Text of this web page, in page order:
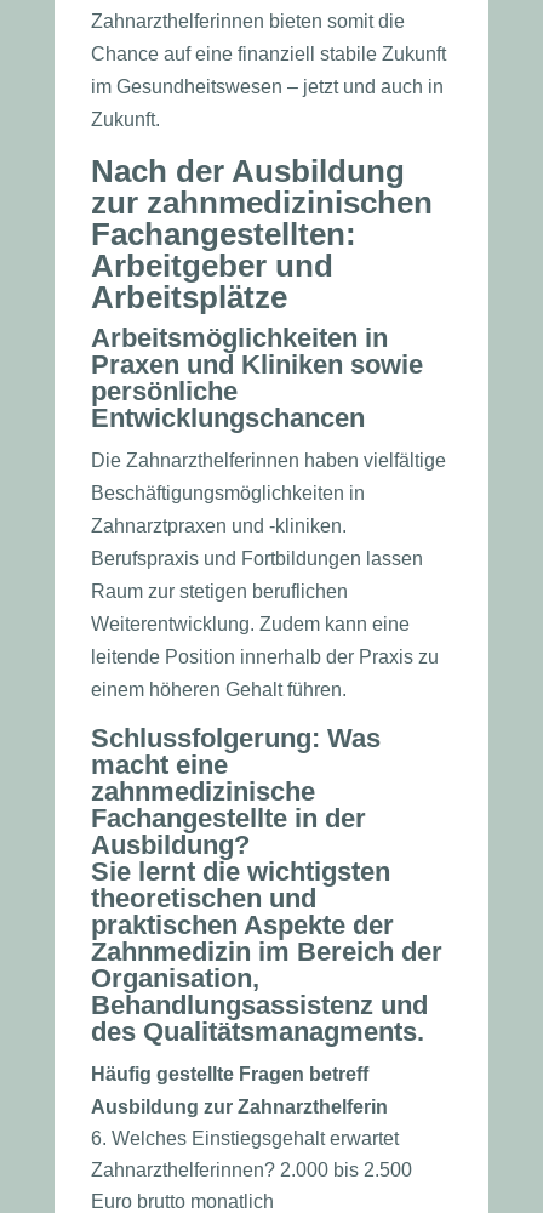
Zahnarzthelferinnen bieten somit die
Chance auf eine finanziell stabile Zukunft
im Gesundheitswesen – jetzt und auch in
Zukunft.
Nach der Ausbildung
zur zahnmedizinischen
Fachangestellten:
Arbeitgeber und
Arbeitsplätze
Arbeitsmöglichkeiten in
Praxen und Kliniken sowie
persönliche
Entwicklungschancen
Die Zahnarzthelferinnen haben vielfältige
Beschäftigungsmöglichkeiten in
Zahnarztpraxen und -kliniken.
Berufspraxis und Fortbildungen lassen
Raum zur stetigen beruflichen
Weiterentwicklung. Zudem kann eine
leitende Position innerhalb der Praxis zu
einem höheren Gehalt führen.
Schlussfolgerung: Was
macht eine
zahnmedizinische
Fachangestellte in der
Ausbildung?
Sie lernt die wichtigsten
theoretischen und
praktischen Aspekte der
Zahnmedizin im Bereich der
Organisation,
Behandlungsassistenz und
des Qualitätsmanagments.
Häufig gestellte Fragen betreff
Ausbildung zur Zahnarzthelferin
Welches Einstiegsgehalt erwartet
Zahnarzthelferinnen? 2.000 bis 2.500
Euro brutto monatlich